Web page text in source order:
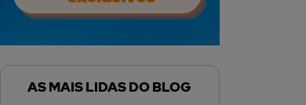
AS MAIS LIDAS DO BLOG